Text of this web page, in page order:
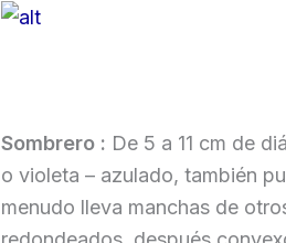
Sombrero : De 5 a 11 cm de
o violeta – azulado, también
menudo lleva manchas de